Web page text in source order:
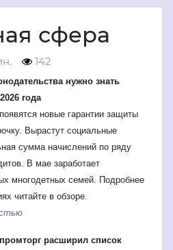
сфера
142
нужно знать
года
новые гарантии защиты
Вырастут социальные
сумма начислений по ряду
В мае заработает
многодетных семей. Подробнее
читайте в обзоре.
расширил список